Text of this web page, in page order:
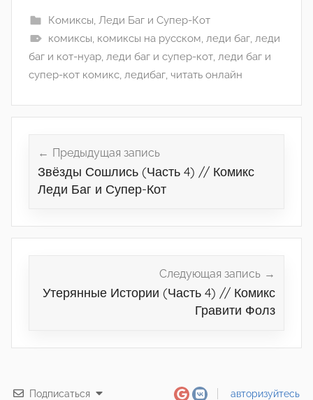
Комиксы, Леди Баг и Супер-Кот
комиксы, комиксы на русском, леди баг, леди
баг и кот-нуар, леди баг и супер-кот, леди баг и
супер-кот комикс, ледибаг, читать онлайн
записям
Предыдущая запись
Звёзды Сошлись (Часть 4) // Комикс
Леди Баг и Супер-Кот
Следующая запись
Утерянные Истории (Часть 4) // Комикс
Гравити Фолз
Подписаться авторизуйтесь